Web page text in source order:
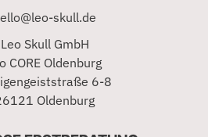
skull.de
Leo Skull GmbH
CORE Oldenburg
6-8
Oldenburg